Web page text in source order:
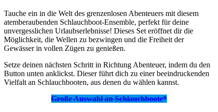
Tauche ein in die Welt des grenzenlosen Abenteuers mit diesem
atemberaubenden Schlauchboot-Ensemble, perfekt für deine
unvergesslichen Urlaubserlebnisse! Dieses Set eröffnet dir die
Möglichkeit, die Wellen zu bezwingen und die Freiheit der
Gewässer in vollen Zügen zu genießen.
Setze deinen nächsten Schritt in Richtung Abenteuer, indem du den
Button unten anklickst. Dieser führt dich zu einer beeindruckenden
Vielfalt an Schlauchbooten, aus denen du wählen kannst.
Große Auswahl an Schlauchboote*